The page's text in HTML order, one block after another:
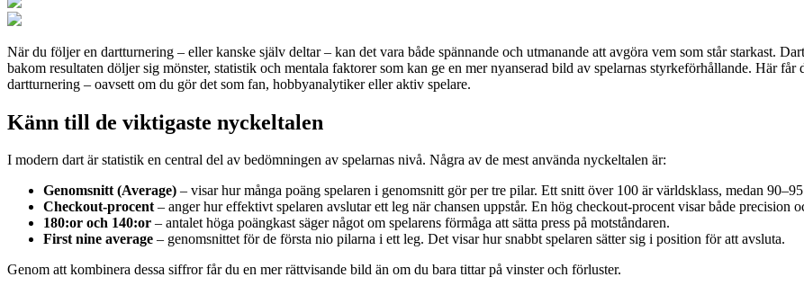
När du följer en dartturnering – eller kanske själv deltar – kan det vara både spännande och utmanande att avgöra vem som står starkast.
bakom resultaten döljer sig mönster, statistik och mentala faktorer som kan ge en mer nyanserad bild av spelarnas styrkeförhållande. Här
dartturnering – oavsett om du gör det som fan, hobbyanalytiker eller aktiv spelare.
Känn till de viktigaste nyckeltalen
I modern dart är statistik en central del av bedömningen av spelarnas nivå. Några av de mest använda nyckeltalen är:
Genomsnitt (Average) – visar hur många poäng spelaren i genomsnitt gör per tre pilar. Ett snitt över 100 är världsklass, medan
Checkout-procent– anger hur effektivt spelaren avslutar ett leg när chansen uppstår. En hög checkout-procent visar både precision
180:or och 140:or – antalet höga poängkast säger något om spelarens förmåga att sätta press på motståndaren.
First nine average – genomsnittet för de första nio pilarna i ett leg. Det visar hur snabbt spelaren sätter sig i position för att avsluta.
Genom att kombinera dessa siffror får du en mer rättvisande bild än om du bara tittar på vinster och förluster.